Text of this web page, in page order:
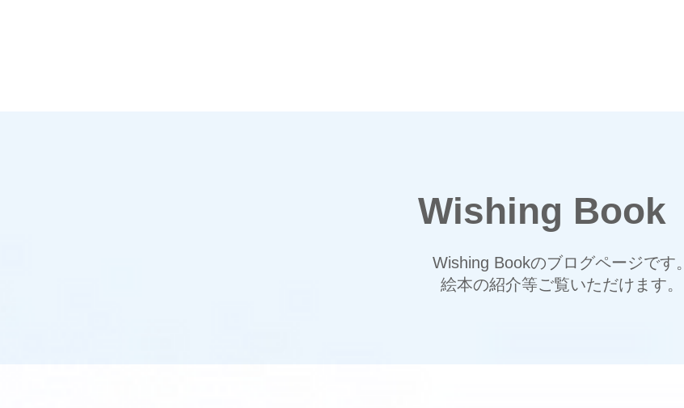
Wishing Book
Wishing Bookのブログページです。
絵本の紹介等ご覧いただけます。